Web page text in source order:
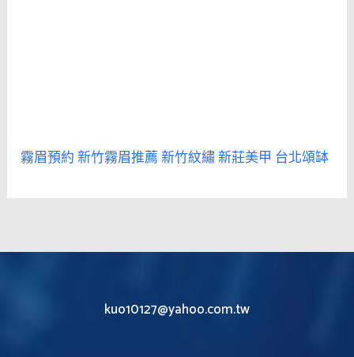
霧眉預約新竹霧眉推薦新竹紋繡新莊美甲 台北頌缽
kuo10127@yahoo.com.tw